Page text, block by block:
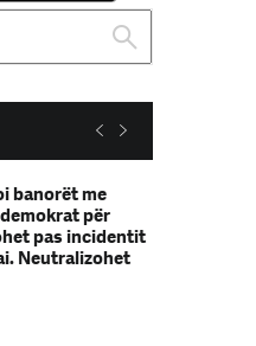
banorët me
për
pas incidentit
Neutralizohet